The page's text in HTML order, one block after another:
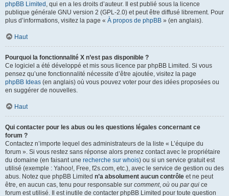
phpBB Limited , qui en a les droits d’auteur. Il est publié sous la licence
publique générale GNU version 2 (GPL-2.0) et peut être diffusé librement. Pour
plus d’informations, visitez la page « À propos de phpBB » (en anglais).
Haut
Pourquoi la fonctionnalité X n’est pas disponible ?
Ce logiciel a été développé et mis sous licence par phpBB Limited. Si vous
pensez qu’une fonctionnalité nécessite d’être ajoutée, visitez la page
phpBB Ideas (en anglais) où vous pouvez voter pour des idées proposées ou
en suggérer de nouvelles.
Haut
Qui contacter pour les abus ou les questions légales concernant ce
forum ?
Contactez n’importe lequel des administrateurs de la liste « L’équipe du
forum ». Si vous restez sans réponse alors prenez contact avec le propriétaire
du domaine (en faisant une recherche sur whois) ou si un service gratuit est
utilisé (exemple : Yahoo!, Free, f2s.com, etc.), avec le service de gestion ou des
abus. Notez que phpBB Limited n’a absolument aucun contrôle et ne peut
être, en aucun cas, tenu pour responsable sur comment, où ou par qui ce
forum est utilisé. Il est inutile de contacter phpBB Limited pour toute question